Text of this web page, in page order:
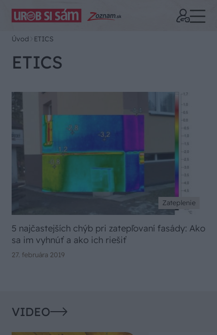
Úvod ETICS
ETICS
Zateplenie
5 najčastejších chýb pri zatepľovaní fasády: Ako
sa im vyhnúť a ako ich riešiť
27. februára 2019
VIDEO